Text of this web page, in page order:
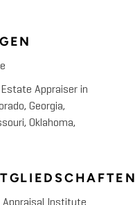
Appraiser in
Georgia,
Oklahoma,